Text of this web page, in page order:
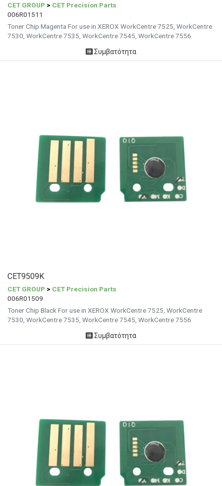
CET GROUP > CET Precision Parts
006R01511
Toner Chip Magenta For use in XEROX WorkCentre 7525, WorkCentre
7530, WorkCentre 7535, WorkCentre 7545, WorkCentre 7556
Συμβατότητα
CET9509K
CET GROUP > CET Precision Parts
006R01509
Toner Chip Black For use in XEROX WorkCentre 7525, WorkCentre
7530, WorkCentre 7535, WorkCentre 7545, WorkCentre 7556
Συμβατότητα